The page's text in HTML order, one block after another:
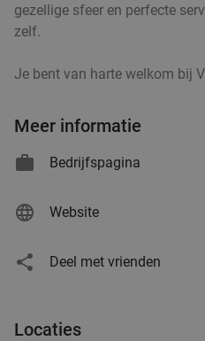
gezellige sfeer en perfecte
zelf.
Je bent van harte welkom bij
Meer informatie
Bedrijfspagina
Website
Deel met vrienden
Locaties